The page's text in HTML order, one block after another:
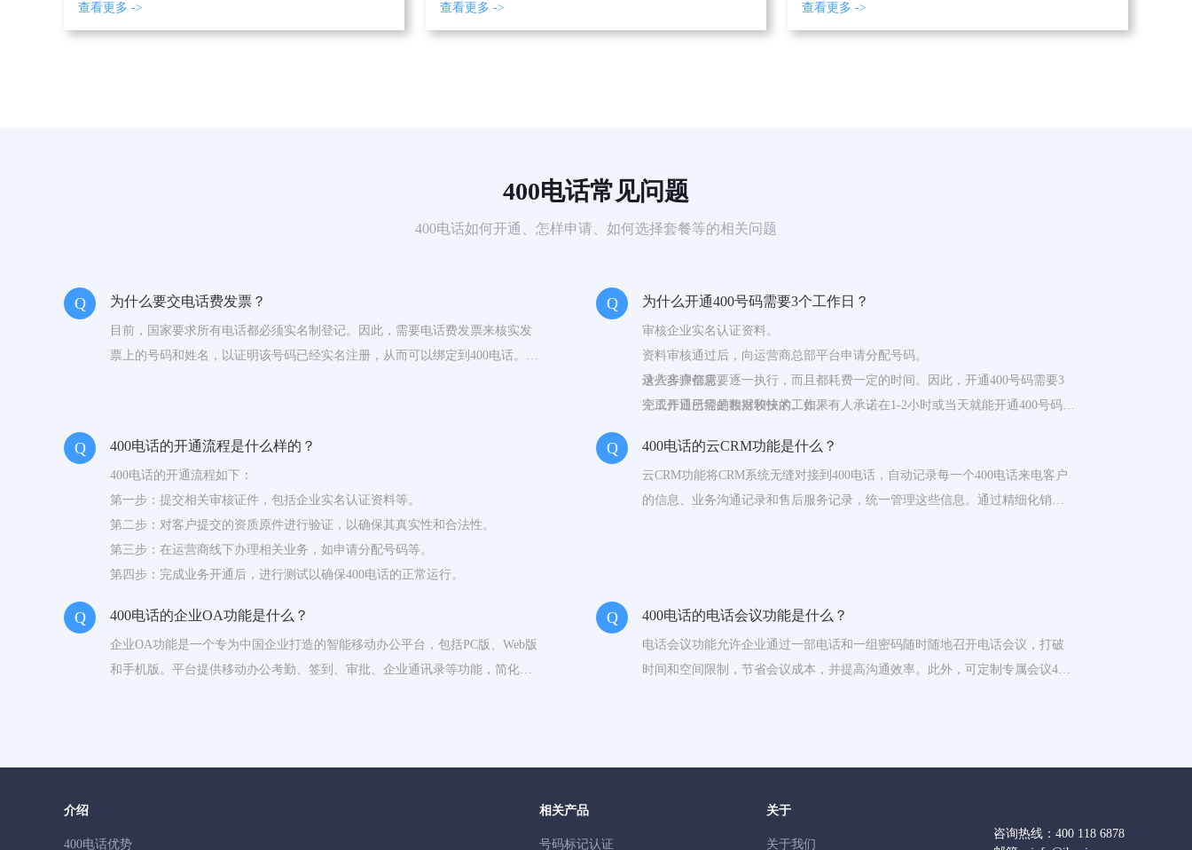
查看更多 -> 查看更多 -> 查看更多 ->
400电话常见问题
400电话如何开通、怎样申请、如何选择套餐等的相关问题
Q 为什么要交电话费发票？
目前，国家要求所有电话都必须实名制登记。因此，需要电话费发票来核实发
票上的号码和姓名，以证明该号码已经实名注册，从而可以绑定到400电话。所
Q 为什么开通400号码需要3个工作日？
审核企业实名认证资料。
资料审核通过后，向运营商总部平台申请分配号码。
录入客户信息。
完成开通所需的数据和技术工作。
这些步骤都需要逐一执行，而且都耗费一定的时间。因此，开通400号码需要3
个工作日已经是相对较快的。如果有人承诺在1-2小时或当天就能开通400号码，
的。
Q 400电话的开通流程是什么样的？
400电话的开通流程如下：
第一步：提交相关审核证件，包括企业实名认证资料等。
第二步：对客户提交的资质原件进行验证，以确保其真实性和合法性。
第三步：在运营商线下办理相关业务，如申请分配号码等。
第四步：完成业务开通后，进行测试以确保400电话的正常运行。
Q 400电话的云CRM功能是什么？
云CRM功能将CRM系统无缝对接到400电话，自动记录每一个400电话来电客户
的信息、业务沟通记录和售后服务记录，统一管理这些信息。通过精细化销售
Q 400电话的企业OA功能是什么？
企业OA功能是一个专为中国企业打造的智能移动办公平台，包括PC版、Web版
和手机版。平台提供移动办公考勤、签到、审批、企业通讯录等功能，简化工
Q 400电话的电话会议功能是什么？
电话会议功能允许企业通过一部电话和一组密码随时随地召开电话会议，打破
时间和空间限制，节省会议成本，并提高沟通效率。此外，可定制专属会议400
介绍
400电话优势
相关产品
号码标记认证
关于
关于我们
咨询热线： 400 118 6878